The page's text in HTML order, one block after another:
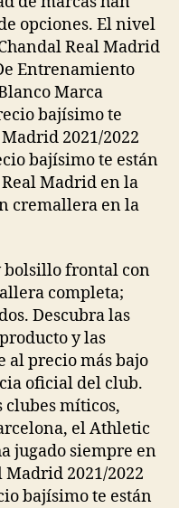
opciones. El nivel
Real Madrid
Entrenamiento
Marca
bajísimo te
2021/2022
bajísimo te están
Madrid en la
cremallera en la
frontal con
completa;
Descubra las
y las
al precio más bajo
oficial del club.
clubes míticos,
el Athletic
jugado siempre en
2021/2022
bajísimo te están